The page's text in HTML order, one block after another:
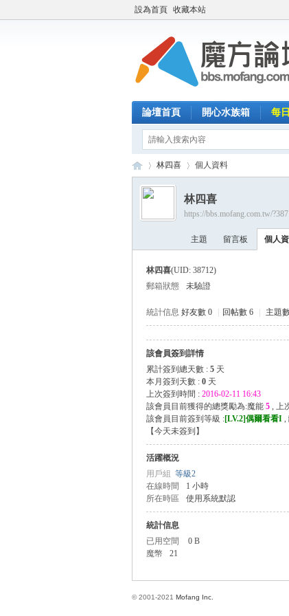
設為首頁 收藏本站
論壇首頁 開心水族箱 每
›
林四喜 個人資料
林四喜
https://bbs.mofang.com.tw/
主題 留言板 個人
林四喜(UID: 38712)
郵箱狀態
未驗證
統計信息 好友數 0 回帖數 6 主題
該會員簽到詳情
累計簽到總天數 : 5 天
本月簽到天數 : 0 天
上次簽到時間 : 2016-02-11 16:43
該會員目前獲得的總獎勵為:魔能 5 , 上
該會員目前簽到等級 :[LV.2]偶爾看看I ,
【今天未簽到 】
活躍概況
用戶組 等級2
在線時間
1 小時
所在時區
使用系統默認
統計信息
已用空間
0 B
魔幣
21
© 2001-2021 Mofang Inc.